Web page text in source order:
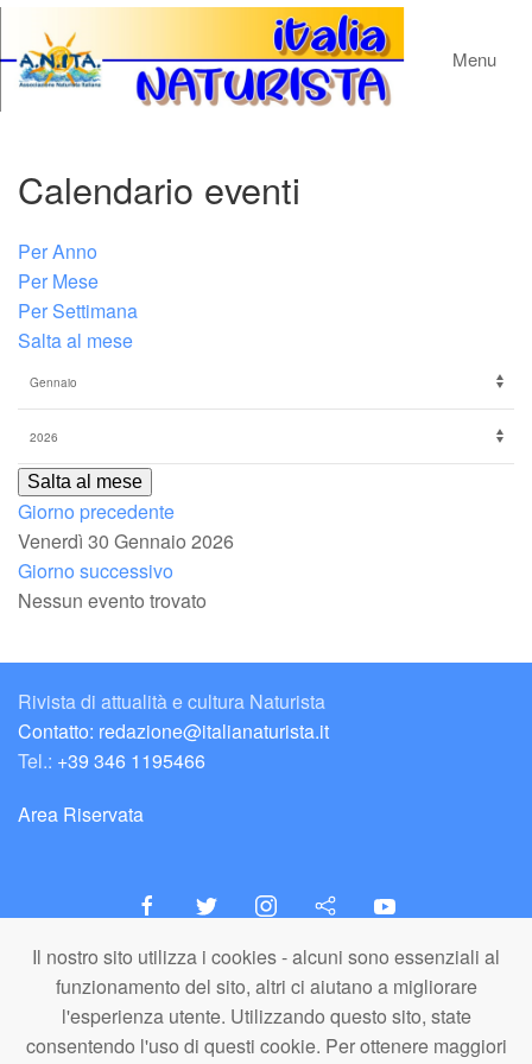
Il nostro sito utilizza i cookies - alcuni sono essenziali al
funzionamento del sito, altri ci aiutano a migliorare
l'esperienza utente. Utilizzando questo sito, state
consentendo l'uso di questi cookie. Per ottenere maggiori
Menu
Calendario eventi
Per Anno
Per Mese
Per Settimana
Salta al mese
Salta al mese
Giorno precedente
Venerdì 30 Gennaio 2026
Giorno successivo
Nessun evento trovato
Rivista di attualità e cultura Naturista
Contatto: redazione@italianaturista.it
Tel.: +39 346 1195466
Area Riservata
italiaNATURISTA
Editore e Redazione
A.N.ITA. Associazione Naturista Italiana (APS)
C.F. 80203710159